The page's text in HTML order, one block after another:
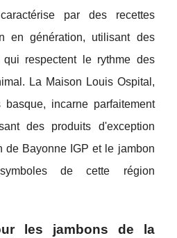
par des recettes
en génération, utilisant des
respectent le rythme des
La Maison Louis Ospital,
incarne parfaitement
des produits d'exception
de Bayonne IGP et le jambon
de cette région
les jambons de la